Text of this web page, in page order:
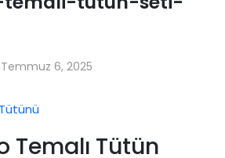
Temmuz 6, 2025
Temalı Tütün